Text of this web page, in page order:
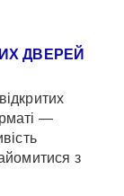
ДВЕРЕЙ
—
з